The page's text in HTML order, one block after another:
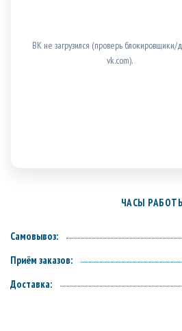
ВК не загрузился (проверь блокировщики/
vk.com).
ЧАСЫ
Самовывоз:
Приём заказов:
Доставка: